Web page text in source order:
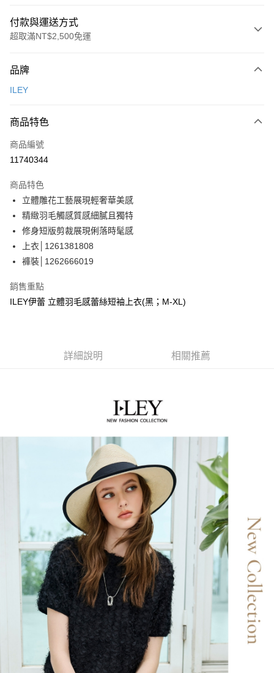
付款與運送方式
超取滿NT$2,500免運
信用卡一次付款
3 期 0 利率 每期
合作金庫商業銀行
上海商業儲蓄銀行
臺灣中小企業銀行
匯豐（台灣）商業銀行
聯邦商業銀行
元大商業銀行
玉山商業銀行
台新國際商業銀行
台灣樂天信用卡公司
超商取貨付款
LINE Pay
Apple Pay
街口支付
悠遊付
Google Pay
大哥付你分期
2.付款方式選擇「大哥付你分期」，訂單成立後會自動跳轉到大哥付的交易
流程，驗證手機門號後，選擇欲分期的期數、繳款截止日，確認付款後即完
消。如遇「轉專審核」未通過狀況，表示未達大哥付你分期系統評分，恕無
2.透過簡訊連結打開帳單後，可選擇「超商條碼／台灣大直營門市／銀行轉
帳／街口支付／iPASS MONEY」等通路繳費。
1.本服務係由「台灣大哥大股份有限公司」（以下簡稱本公司）所提供，讓
用戶於交易時，得透過本服務購買商品或服務，並由商店將買賣／分期付款
買賣價金債權讓與本公司後，依約使用本公司帳單繳交帳款。
2.基於同意付款使用「大哥付你分期」之契約關係目的，商店將以您的個人
資料（包含姓名、電話或地址）提供予台灣大哥大進項蒐集、處理及利用，
由本公司與您本人進行分期帳單所需資料之確認、核對及更正。
3.完整用戶服務條款，請詳閱以下連結： https://oppay.tw/userRule
１．簡單：不需註冊會員、不需綁卡、不需儲值。
２．便利：只要手機號碼，簡訊認證，即可結帳。
３．安心：先確認商品／服務後，再付款。
【「AFTEE先享後付」結帳流程】
１．於結帳方式選擇「AFTEE先享後付」後，將跳轉至「AFTEE先享後付」
結帳頁面，進行簡訊認證並確認金額後，即可完成結帳。
２．訂單成立數日內，您將收到繳費通知簡訊。
３．收到繳費通知簡訊後14天內，點擊此簡訊中的連結，可透過四大超商／
ATM／網路銀行／等多元方式進行付款，方視為交易完成。
※ 請注意：結帳手續完成當下不需立刻繳費，但若您需要取消訂單，請聯絡
購買商品的店家。未經商家同意取消之訂單仍視為有效，需透過AFTEE先享
後付繳納相關費用。
※ 交易是否成功請以「AFTEE先享後付 」之結帳頁面顯示為準，若有關於
是否繳費成功／繳費後需取消欲退款等相關疑問，請聯繫「AFTEE先享後付
客戶支援中心」 https://netprotections.freshdesk.com/support/home
【注意事項】
１．透過由恩沛科技股份有限公司提供之「AFTEE先享後付」服務完成之交
易，需依本服務之必要範圍內提供個人資料，並將交易相關給付款項請求債
權轉讓予恩沛科技股份有限公司。
２．關於個人資料處理事宜，請瀏覽以下網址：
https://aftee.tw/terms/#terms3
３．未成年的使用者請事先徵得法定代理人或監護人之同意方可使用
「AFTEE先享後付」，若未經同意申辦者引起之損失，本公司不負相關責
每筆NT$120，滿NT$2,500(含以上)免運費
每筆NT$120，滿NT$2,500(含以上)免運費
每筆NT$120，滿NT$2,500(含以上)免運費
付款後萊爾富取貨
每筆NT$120，滿NT$2,500(含以上)免運費
7-11取貨付款
每筆NT$120，滿NT$2,500(含以上)免運費
付款後7-11取貨
每筆NT$120，滿NT$2,500(含以上)免運費
每筆NT$120，滿NT$2,500(含以上)免運費
品牌
ILEY
商品特色
商品編號
11740344
商品特色
立體雕花工藝展現輕奢華美感
精緻羽毛觸感質感細膩且獨特
修身短版剪裁展現俐落時髦感
上衣│1261381808
褲裝│1262666019
銷售重點
ILEY伊蕾 立體羽毛感蕾絲短袖上衣(黑；M-XL)
詳細說明 相關推薦